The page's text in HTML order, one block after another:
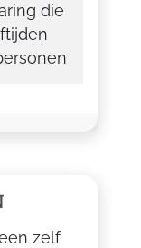
die
zelf